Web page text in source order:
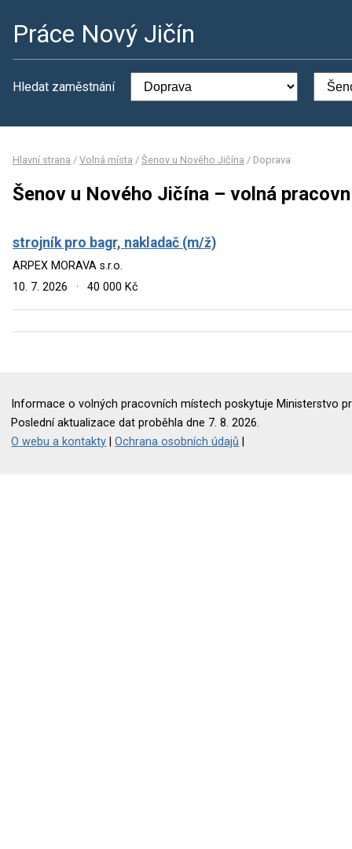
Práce Nový Jičín
Hledat zaměstnání
Hlavní strana / Volná místa / Šenov u Nového Jičína / Doprava
Šenov u Nového Jičína – volná
strojník pro bagr, nakladač (m/ž)
ARPEX MORAVA s.r.o.
10. 7. 2026
· 40 000 Kč
Informace o volných pracovních místech poskytuje Ministerstvo
Poslední aktualizace dat proběhla dne 7. 8. 2026.
O webu a kontakty |Ochrana osobních údajů